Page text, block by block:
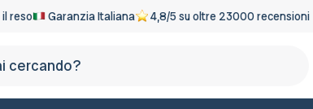
reso Garanzia Italiana 4,8/5 su oltre 23000 recensioni